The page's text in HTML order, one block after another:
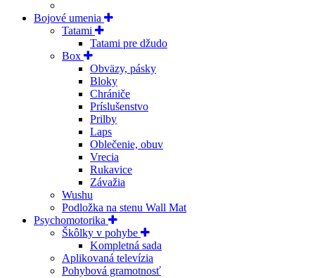
Bojové umenia
Tatami
Tatami pre džudo
Box
Obväzy, pásky
Bloky
Chrániče
Príslušenstvo
Prilby
Laps
Oblečenie, obuv
Vrecia
Rukavice
Závažia
Wushu
Podložka na stenu Wall Mat
Psychomotorika
Škôlky v pohybe
Kompletná sada
Aplikovaná televízia
Pohybová gramotnosť